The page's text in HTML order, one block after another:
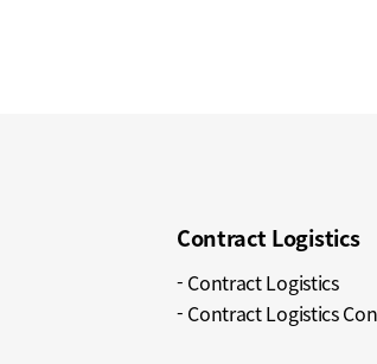
Contract Logistics​
Contract Logistics​
Contract Logistics